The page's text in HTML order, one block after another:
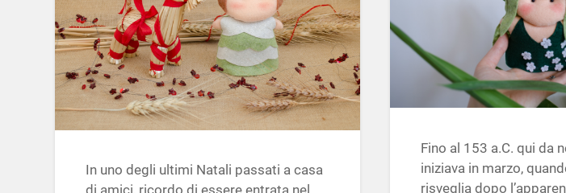
In uno degli ultimi Natali passati a casa
Fino al 153 a.C. qui da
iniziava in marzo,
risveglia dopo